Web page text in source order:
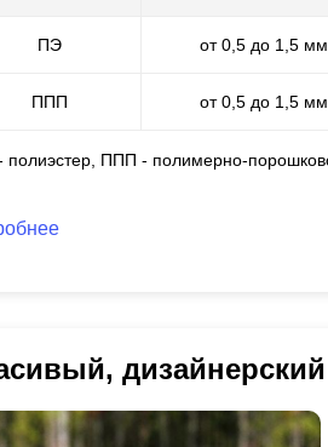
ПЭ от 0,5 до 1,5 мм
ППП от 0,5 до 1,5 мм
полиэстер, ППП - полимерно-